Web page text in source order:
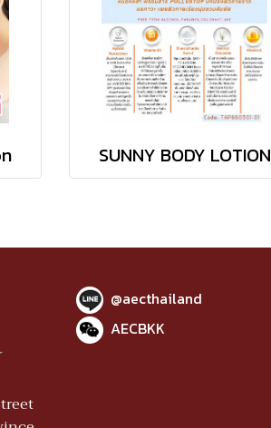
SUNNY BODY LOTION
@aecthailand
AECBKK